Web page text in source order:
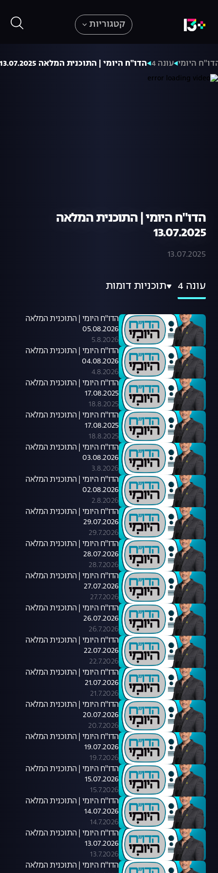
קטגוריות
היומי עונה 4 הדו"ח היומי | התוכנית המלאה 13.07.2025
הדו"ח היומי | התוכנית המלאה
13.07.2025
13.07.2025
עונה 4 תוכניות דומות
הדו"ח היומי | התוכנית המלאה
05.08.2026
5.8.2026
הדו"ח היומי | התוכנית המלאה
04.08.2026
4.8.2026
הדו"ח היומי | התוכנית המלאה
17.08.2025
18.8.2025
הדו"ח היומי | התוכנית המלאה
17.08.2025
18.8.2025
הדו"ח היומי | התוכנית המלאה
03.08.2026
3.8.2026
הדו"ח היומי | התוכנית המלאה
02.08.2026
2.8.2026
הדו"ח היומי | התוכנית המלאה
29.07.2026
29.7.2026
הדו"ח היומי | התוכנית המלאה
28.07.2026
28.7.2026
הדו"ח היומי | התוכנית המלאה
27.07.2026
27.7.2026
הדו"ח היומי | התוכנית המלאה
26.07.2026
26.7.2026
הדו"ח היומי | התוכנית המלאה
22.07.2026
22.7.2026
הדו"ח היומי | התוכנית המלאה
21.07.2026
21.7.2026
הדו"ח היומי | התוכנית המלאה
20.07.2026
20.7.2026
הדו"ח היומי | התוכנית המלאה
19.07.2026
19.7.2026
הדו"ח היומי | התוכנית המלאה
15.07.2026
15.7.2026
הדו"ח היומי | התוכנית המלאה
14.07.2026
14.7.2026
הדו"ח היומי | התוכנית המלאה
13.07.2026
13.7.2026
הדו"ח היומי | התוכנית המלאה